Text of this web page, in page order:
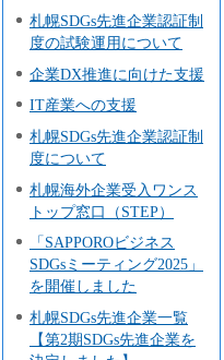
札幌SDGs先進企業認証制
度の試験運用について
企業DX推進に向けた支援
IT産業への支援
札幌SDGs先進企業認証制
度について
札幌海外企業受入ワンス
トップ窓口（STEP）
「SAPPOROビジネス
SDGsミーティング2025」
を開催しました
札幌SDGs先進企業一覧
【第2期SDGs先進企業を